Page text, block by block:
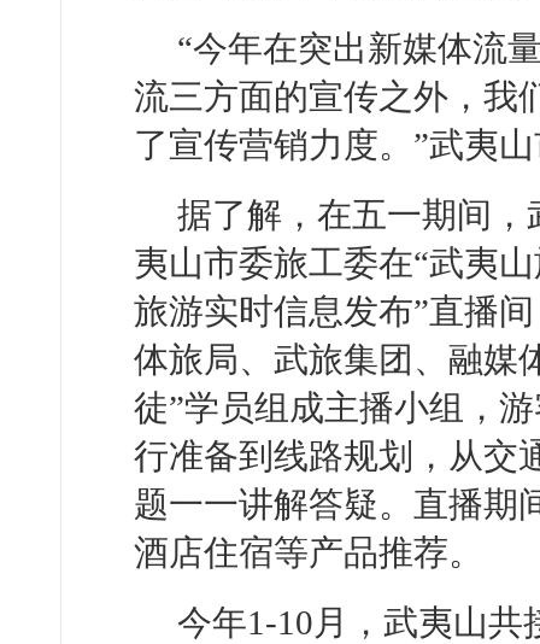
“今年在突出新媒体流
流三方面的宣传之外，我
了宣传营销力度。”武夷
据了解，在五一期间
夷山市委旅工委在“武夷
旅游实时信息发布”直播
体旅局、武旅集团、融媒
徒”学员组成主播小组，
行准备到线路规划，从交
题一一讲解答疑。直播期
酒店住宿等产品推荐。
今年1-10月，武夷山共